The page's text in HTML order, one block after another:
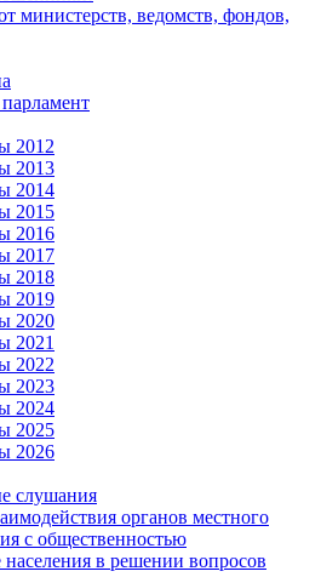
министерств, ведомств, фондов,
2012
2013
2014
2015
2016
2017
2018
2019
2020
2021
2022
2023
2024
2025
2026
слушания
органов местного
с общественностью
населения в решении вопросов